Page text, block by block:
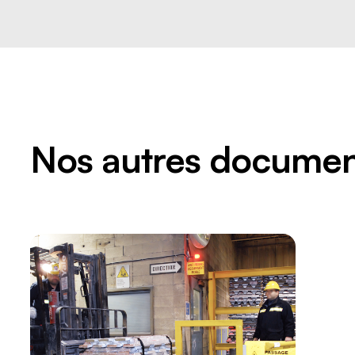
Nos autres